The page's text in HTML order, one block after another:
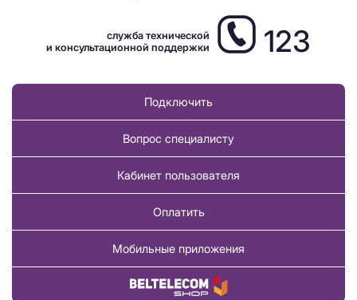
служба технической
и консультационной поддержки
123
Подключить
Вопрос специалисту
Кабинет пользователя
Оплатить
Мобильные приложения
Купить товар